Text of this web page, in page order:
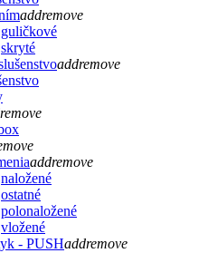
addremove
guličkové
skryté
addremove
remove
addremove
naložené
ostatné
polonaložené
vložené
- PUSHaddremove